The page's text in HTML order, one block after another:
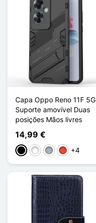
Capa Oppo Reno 11F 5G
Suporte amovível Duas
posições Mãos livres
14,99 €
PretoBrancoCinzento
Vermelho
+4